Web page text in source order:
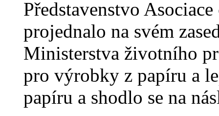
Představenstvo
projednalo na svém
Ministerstva životního
pro výrobky z papíru a
papíru a shodlo se na